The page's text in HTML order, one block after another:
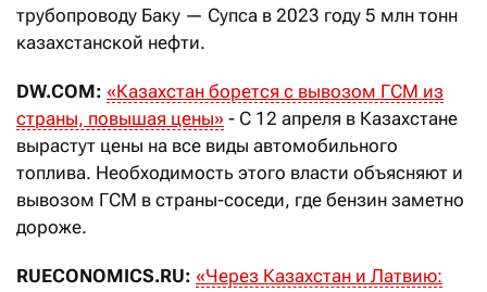
трубопроводу Баку — Супса в 2023 году 5 млн тонн
казахстанской нефти.
DW.COM: «Казахстан борется с вывозом ГСМ из
страны, повышая цены» - С 12 апреля в Казахстане
вырастут цены на все виды автомобильного
топлива. Необходимость этого власти объясняют и
вывозом ГСМ в страны-соседи, где бензин заметно
дороже.
RUECONOMICS.RU: «Через Казахстан и Латвию: